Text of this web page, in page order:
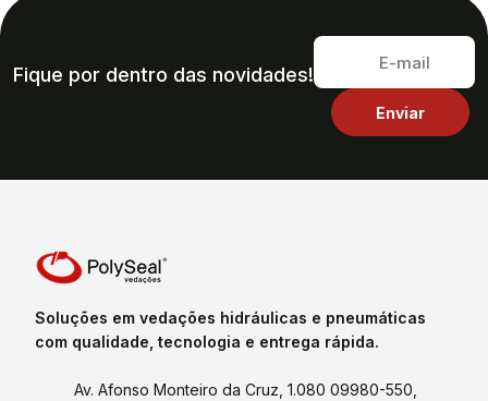
Fique por dentro das novidades!
Soluções em vedações hidráulicas e pneumáticas
com qualidade, tecnologia e entrega rápida.
Av. Afonso Monteiro da Cruz, 1.080 09980-550,